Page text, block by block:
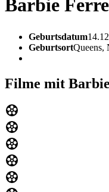
Barbie
Geburtsdatum
GeburtsortQueens,
Filme mit